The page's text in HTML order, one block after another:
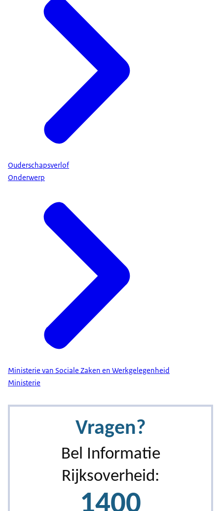
Ouderschapsverlof
Onderwerp
Ministerie van Sociale Zaken en Werkgelegenheid
Ministerie